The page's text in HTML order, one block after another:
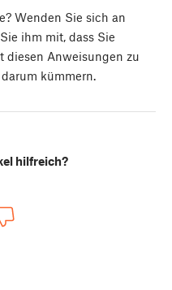
Wenden Sie sich an
ihm mit, dass Sie
diesen Anweisungen zu
kümmern.
hilfreich?